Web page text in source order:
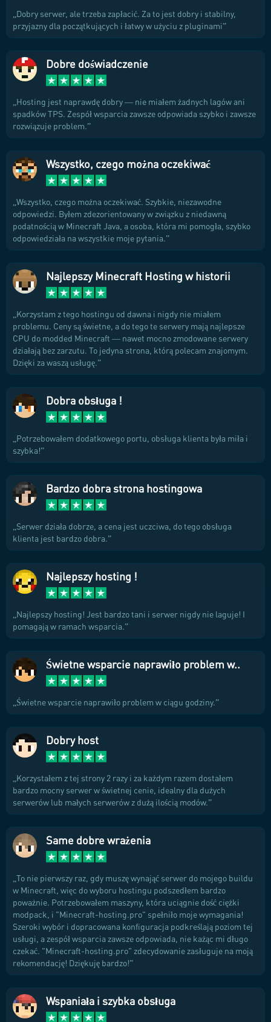
Dobry serwer, ale trzeba zapłacić. Za to jest dobry i stabilny,
przyjazny dla początkujących i łatwy w użyciu z pluginami
Dobre doświadczenie
Hosting jest naprawdę dobry — nie miałem żadnych lagów ani
spadków TPS. Zespół wsparcia zawsze odpowiada szybko i zawsze
rozwiązuje problem.
Wszystko, czego można oczekiwać
Wszystko, czego można oczekiwać. Szybkie, niezawodne
odpowiedzi. Byłem zdezorientowany w związku z niedawną
podatnością w Minecraft Java, a osoba, która mi pomogła, szybko
odpowiedziała na wszystkie moje pytania.
Najlepszy Minecraft Hosting w historii
Korzystam z tego hostingu od dawna i nigdy nie miałem
problemu. Ceny są świetne, a do tego te serwery mają najlepsze
CPU do modded Minecraft — nawet mocno zmodowane serwery
działają bez zarzutu. To jedyna strona, którą polecam znajomym.
Dzięki za waszą usługę.
Dobra obsługa !
Potrzebowałem dodatkowego portu, obsługa klienta była miła i
szybka!
Bardzo dobra strona hostingowa
Serwer działa dobrze, a cena jest uczciwa, do tego obsługa
klienta jest bardzo dobra.
Najlepszy hosting !
Najlepszy hosting! Jest bardzo tani i serwer nigdy nie laguje! I
pomagają w ramach wsparcia.
Świetne wsparcie naprawiło problem w..
Świetne wsparcie naprawiło problem w ciągu godziny.
Dobry host
Korzystałem z tej strony 2 razy i za każdym razem dostałem
bardzo mocny serwer w świetnej cenie, idealny dla dużych
serwerów lub małych serwerów z dużą ilością modów.
Same dobre wrażenia
To nie pierwszy raz, gdy muszę wynająć serwer do mojego buildu
w Minecraft, więc do wyboru hostingu podszedłem bardzo
poważnie. Potrzebowałem maszyny, która uciągnie dość ciężki
modpack, i "Minecraft-hosting.pro" spełniło moje wymagania!
Szeroki wybór i dopracowana konfiguracja podkreślają poziom tej
usługi, a zespół wsparcia zawsze odpowiada, nie każąc mi długo
czekać. "Minecraft-hosting.pro" zdecydowanie zasługuje na moją
rekomendację! Dziękuję bardzo!
Wspaniała i szybka obsługa